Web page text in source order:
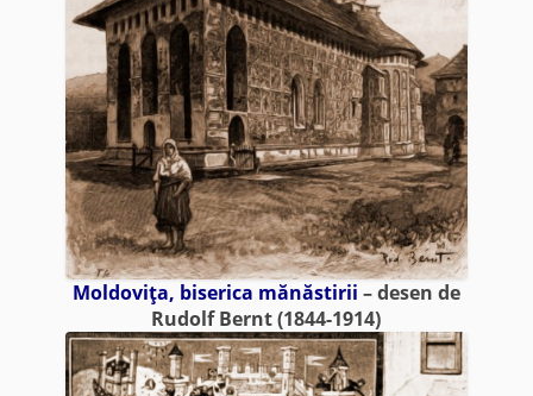
Moldoviţa, biserica mănăstirii – desen de
Rudolf Bernt (1844-1914)